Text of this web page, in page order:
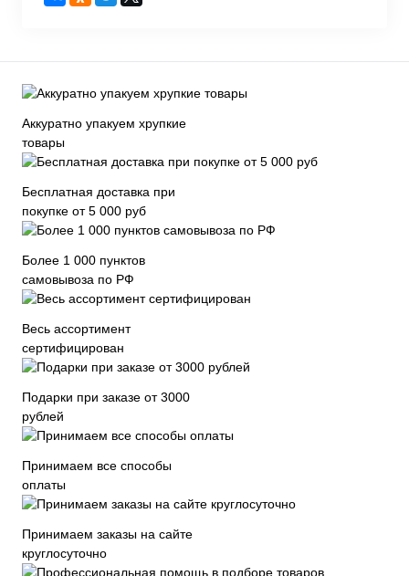
Аккуратно упакуем хрупкие
товары
Бесплатная доставка при
покупке от 5 000 руб
Более 1 000 пунктов
самовывоза по РФ
Весь ассортимент
сертифицирован
Подарки при заказе от 3000
рублей
Принимаем все способы
оплаты
Принимаем заказы на сайте
круглосуточно